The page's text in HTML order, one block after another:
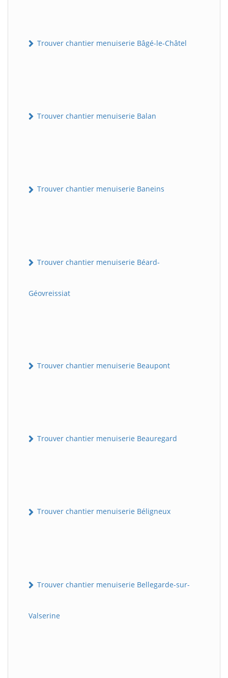
Trouver chantier menuiserie Bâgé-le-Châtel
Trouver chantier menuiserie Balan
Trouver chantier menuiserie Baneins
Trouver chantier menuiserie Béard-
Géovreissiat
Trouver chantier menuiserie Beaupont
Trouver chantier menuiserie Beauregard
Trouver chantier menuiserie Béligneux
Trouver chantier menuiserie Bellegarde-sur-
Valserine